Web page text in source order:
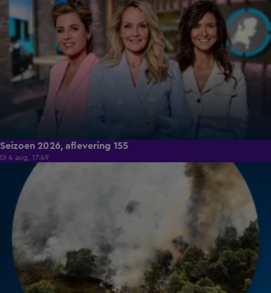
Seizoen 2026, aflevering 155
Di 4 aug, 17:49